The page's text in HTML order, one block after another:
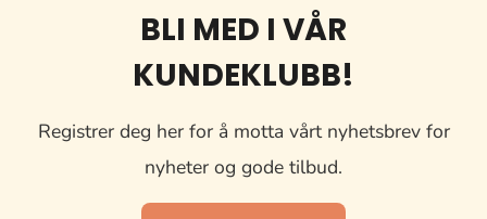
BLI MED I VÅR
KUNDEKLUBB!
Registrer deg her for å motta vårt nyhetsbrev for
nyheter og gode tilbud.